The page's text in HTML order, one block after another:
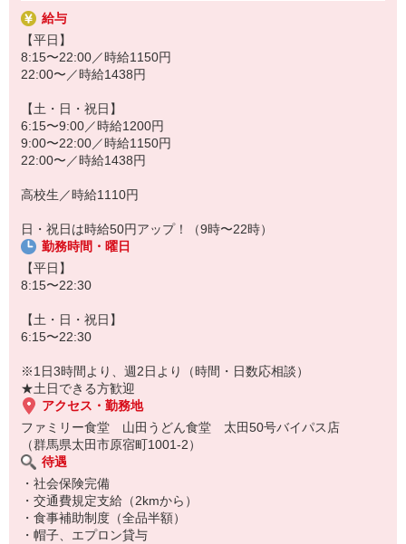
そんな想いから『ファミリー食堂 山田うどん食堂』のスタッフは
各業務を担当するのではなく、全ての仕事を分担して行っていま
す。
幅広いスキルが身に付きますよ。
給与
【平日】
8:15〜22:00／時給1150円
22:00〜／時給1438円
【土・日・祝日】
6:15〜9:00／時給1200円
9:00〜22:00／時給1150円
22:00〜／時給1438円
高校生／時給1110円
日・祝日は時給50円アップ！（9時〜22時）
勤務時間・曜日
【平日】
8:15〜22:30
【土・日・祝日】
6:15〜22:30
※1日3時間より、週2日より（時間・日数応相談）
★土日できる方歓迎
アクセス・勤務地
ファミリー食堂 山田うどん食堂 太田50号バイパス店
（群馬県太田市原宿町1001-2）
待遇
・社会保険完備
・交通費規定支給（2kmから）
・食事補助制度（全品半額）
・帽子、エプロン貸与